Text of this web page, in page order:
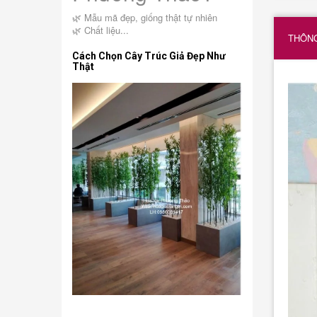
🌿 Mẫu mã đẹp, giống thật tự nhiên
🌿 Chất liệu...
Cách Chọn Cây Trúc Giả Đẹp Như
Thật